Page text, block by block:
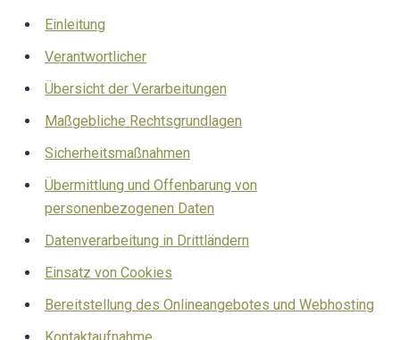
Einleitung
Verantwortlicher
Übersicht der Verarbeitungen
Maßgebliche Rechtsgrundlagen
Sicherheitsmaßnahmen
Übermittlung und Offenbarung von
personenbezogenen Daten
Datenverarbeitung in Drittländern
Einsatz von Cookies
Bereitstellung des Onlineangebotes und Webhosting
Kontaktaufnahme